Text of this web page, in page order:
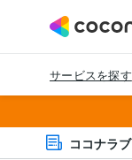
ココナラ